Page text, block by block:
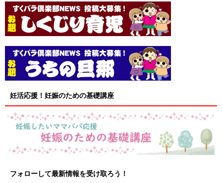
妊活応援！妊娠のための基礎講座
フォローして最新情報を受け取ろう！